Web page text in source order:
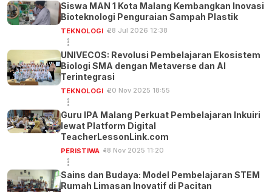
Siswa MAN 1 Kota Malang Kembangkan Inovasi
Bioteknologi Penguraian Sampah Plastik
TEKNOLOGI 28 Jul 2026 12:38
UNIVECOS: Revolusi Pembelajaran Ekosistem
Biologi SMA dengan Metaverse dan AI
Terintegrasi
TEKNOLOGI 20 Nov 2025 18:55
Guru IPA Malang Perkuat Pembelajaran Inkuiri
lewat Platform Digital
TeacherLessonLink.com
PERISTIWA 18 Nov 2025 11:20
Sains dan Budaya: Model Pembelajaran STEM
Rumah Limasan Inovatif di Pacitan